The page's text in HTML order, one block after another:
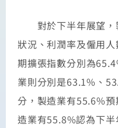
對於下半年展望，
狀況、利潤率及僱用
期擴張指數分別為
業則分別是63.1%、
分，製造業有55.6%
造業有55.8%認為下半